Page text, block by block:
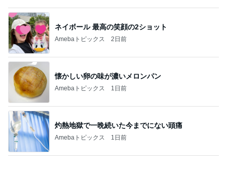
懐かしい卵の味が濃いメロンパン
Amebaトピックス 1日前
灼熱地獄で一晩続いた今までにない頭痛
Amebaトピックス 1日前
3歳半双子が話した謎のパンケーキ
Amebaトピックス 1日前